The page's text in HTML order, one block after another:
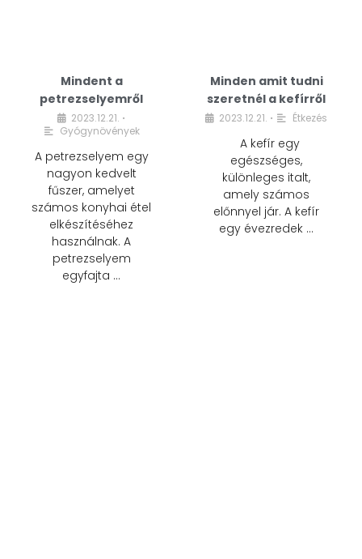
Mindent a
petrezselyemről
2023.12.21. •
Gyógynövények
A petrezselyem egy
nagyon kedvelt
fűszer, amelyet
számos konyhai étel
elkészítéséhez
használnak. A
petrezselyem
egyfajta …
Minden amit tudni
szeretnél a kefírről
2023.12.21. • Étkezés
A kefír egy
egészséges,
különleges italt,
amely számos
előnnyel jár. A kefír
egy évezredek …